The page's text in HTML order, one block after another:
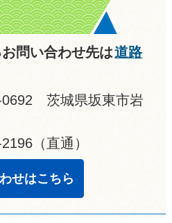
問い合わせ先は道路
茨城県坂東市岩
（直通）
せはこちら